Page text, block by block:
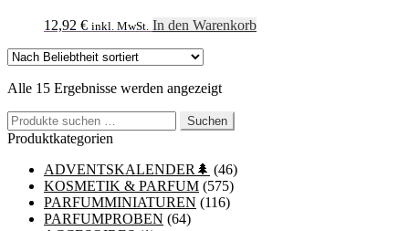
12,92 € inkl. MwSt. In den Warenkorb
Alle 15 Ergebnisse werden angezeigtNach
sortiert
Suchen
nach:
Suchen
Produktkategorien
ADVENTSKALENDER🌲 (46)
KOSMETIK & PARFUM (575)
PARFUMMINIATUREN (116)
PARFUMPROBEN (64)